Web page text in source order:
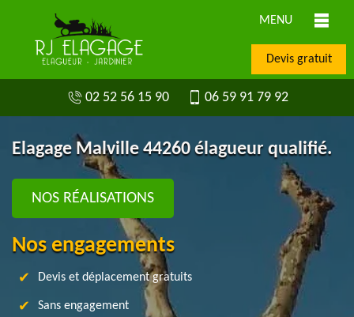
MENU
Devis gratuit
02 52 56 15 90 06 59 91 79 92
Elagage Malville 44260 élagueur qualifié.
NOS RÉALISATIONS
Nos engagements
Devis et déplacement gratuits
Sans engagement